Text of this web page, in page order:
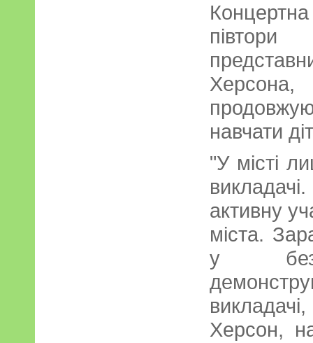
навчати
"У місті
активну
міста.
у
Херсон,